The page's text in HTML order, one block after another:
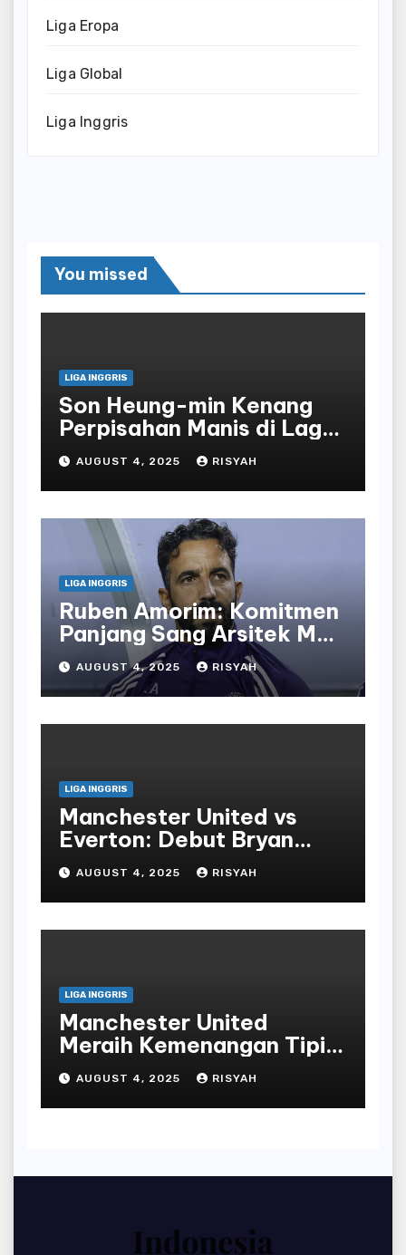
Liga Eropa
Liga Global
Liga Inggris
You missed
LIGA INGGRIS
Son Heung-min Kenang
Perpisahan Manis di Laga
Terakhir Bersama
Tottenham
AUGUST 4, 2025 RISYAH
LIGA INGGRIS
Ruben Amorim: Komitmen
Panjang Sang Arsitek Man
United
AUGUST 4, 2025 RISYAH
LIGA INGGRIS
Manchester United vs
Everton: Debut Bryan
Mbeumo untuk Red Devils
Menghadapi Toffees
AUGUST 4, 2025 RISYAH
LIGA INGGRIS
Manchester United
Meraih Kemenangan Tipis
atas Everton dengan
Penalti Bruno Fernandes
AUGUST 4, 2025 RISYAH